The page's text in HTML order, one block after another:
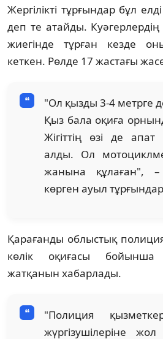
Жергілікті тұрғындар бұл
деп те атайды.
жиегінде тұрған кезде
кеткен. Рөлде 17 жастағы
"Ол қызды 3-4 метрге
Қыз бала оқиға
Жігіттің өзі де
алды. Ол
жанына құлаған",
көрген ауыл
Қарағанды облыстық
көлік оқиғасы бойынша
жатқанын хабарлады.
"Полиция
жүргізушілеріне